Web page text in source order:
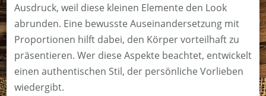
Ausdruck, weil diese kleinen Elemente den Look
abrunden. Eine bewusste Auseinandersetzung mit
Proportionen hilft dabei, den Körper vorteilhaft zu
präsentieren. Wer diese Aspekte beachtet, entwickelt
einen authentischen Stil, der persönliche Vorlieben
wiedergibt.